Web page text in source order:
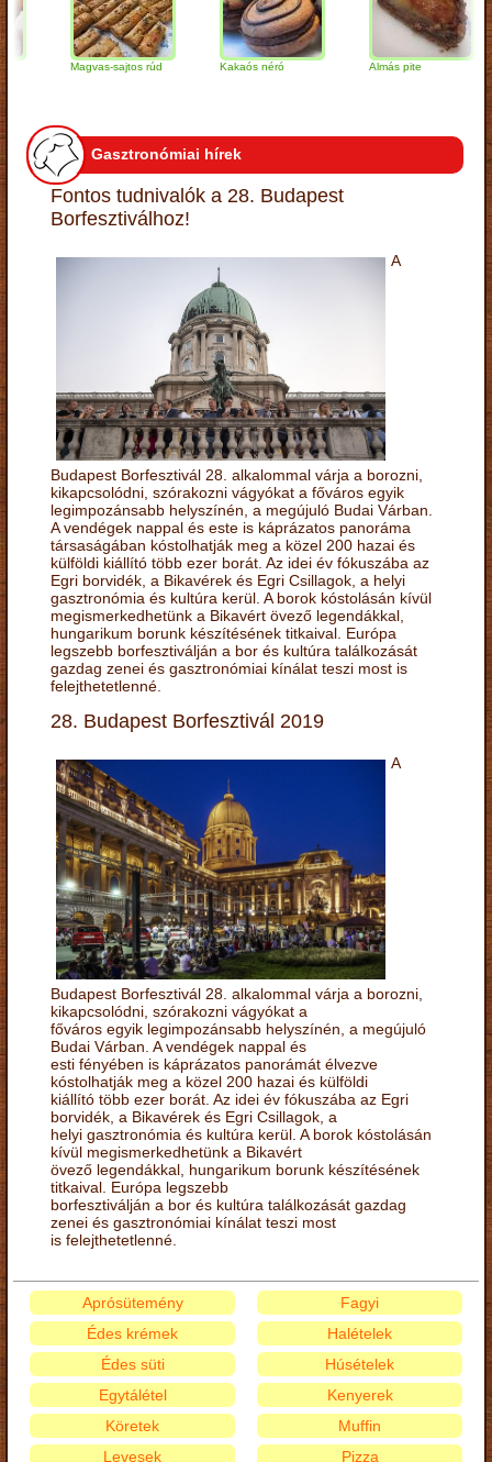
Magvas-sajtos rúd Kakaós néró Almás pite
Gasztronómiai hírek
Fontos tudnivalók a 28. Budapest
Borfesztiválhoz!
A
Budapest Borfesztivál 28. alkalommal várja a borozni,
kikapcsolódni, szórakozni vágyókat a főváros egyik
legimpozánsabb helyszínén, a megújuló Budai Várban.
A vendégek nappal és este is káprázatos panoráma
társaságában kóstolhatják meg a közel 200 hazai és
külföldi kiállító több ezer borát. Az idei év fókuszába az
Egri borvidék, a Bikavérek és Egri Csillagok, a helyi
gasztronómia és kultúra kerül. A borok kóstolásán kívül
megismerkedhetünk a Bikavért övező legendákkal,
hungarikum borunk készítésének titkaival. Európa
legszebb borfesztiválján a bor és kultúra találkozását
gazdag zenei és gasztronómiai kínálat teszi most is
felejthetetlenné.
28. Budapest Borfesztivál 2019
A
Budapest Borfesztivál 28. alkalommal várja a borozni,
kikapcsolódni, szórakozni vágyókat a
főváros egyik legimpozánsabb helyszínén, a megújuló
Budai Várban. A vendégek nappal és
esti fényében is káprázatos panorámát élvezve
kóstolhatják meg a közel 200 hazai és külföldi
kiállító több ezer borát. Az idei év fókuszába az Egri
borvidék, a Bikavérek és Egri Csillagok, a
helyi gasztronómia és kultúra kerül. A borok kóstolásán
kívül megismerkedhetünk a Bikavért
övező legendákkal, hungarikum borunk készítésének
titkaival. Európa legszebb
borfesztiválján a bor és kultúra találkozását gazdag
zenei és gasztronómiai kínálat teszi most
is felejthetetlenné.
Aprósütemény
Édes krémek
Édes süti
Egytálétel
Fagyi
Halételek
Húsételek
Kenyerek
Köretek
Levesek
Muffin
Pizza